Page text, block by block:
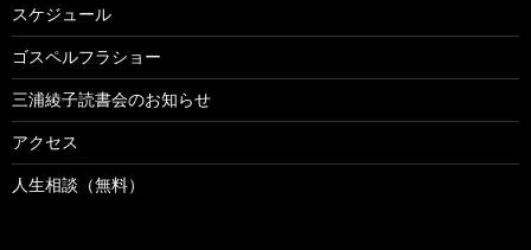
スケジュール
ゴスペルフラショー
三浦綾子読書会のお知らせ
アクセス
人生相談（無料）